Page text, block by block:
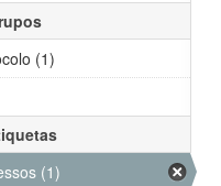
(1)
(1)